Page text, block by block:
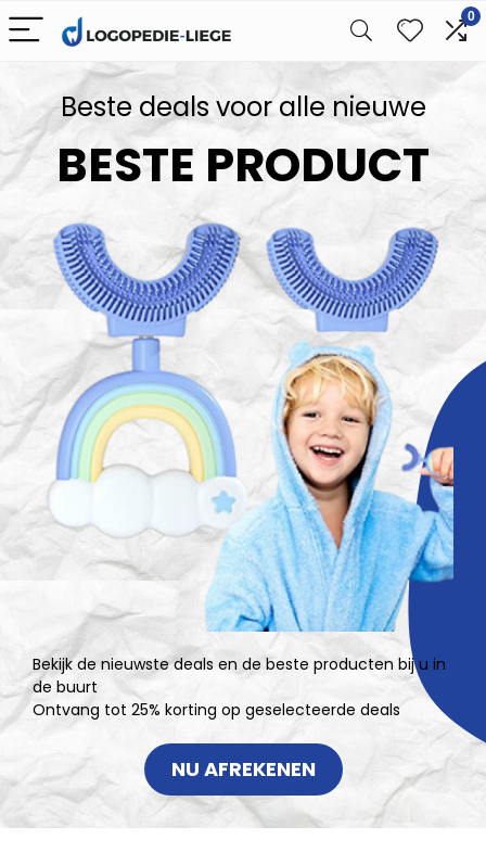
0
Beste deals voor alle nieuwe
BESTE PRODUCT
Bekijk de nieuwste deals en de beste producten bij u in
de buurt
Ontvang tot 25% korting op geselecteerde deals
NU AFREKENEN